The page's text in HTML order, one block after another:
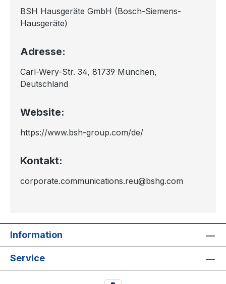
BSH Hausgeräte GmbH (Bosch-Siemens-
Hausgeräte)
Adresse:
Carl-Wery-Str. 34, 81739 München,
Deutschland
Website:
https://www.bsh-group.com/de/
Kontakt:
corporate.communications.reu@bshg.com
Information
Service